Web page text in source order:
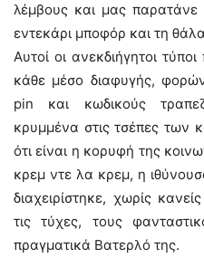
λέμβους και μας
εντεκάρι μποφόρ και τη
Αυτοί οι ανεκδιήγητοι
κάθε μέσο διαφυγής,
pin και κωδικούς
κρυμμένα στις τσέπες των
ότι είναι η κορυφή της
κρεμ ντε λα κρεμ, η
διαχειρίστηκε, χωρίς
τις τύχες, τους
πραγματικά Βατερλό της.